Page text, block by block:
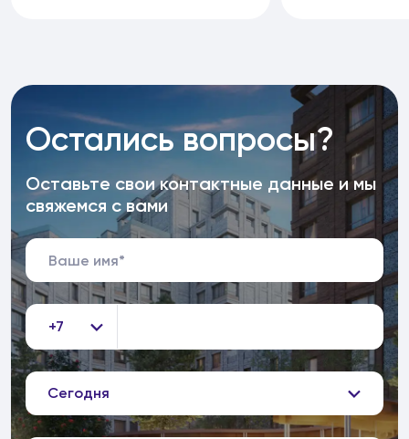
Остались вопросы?
Оставьте свои контактные данные и мы
свяжемся с вами
+7
Сегодня